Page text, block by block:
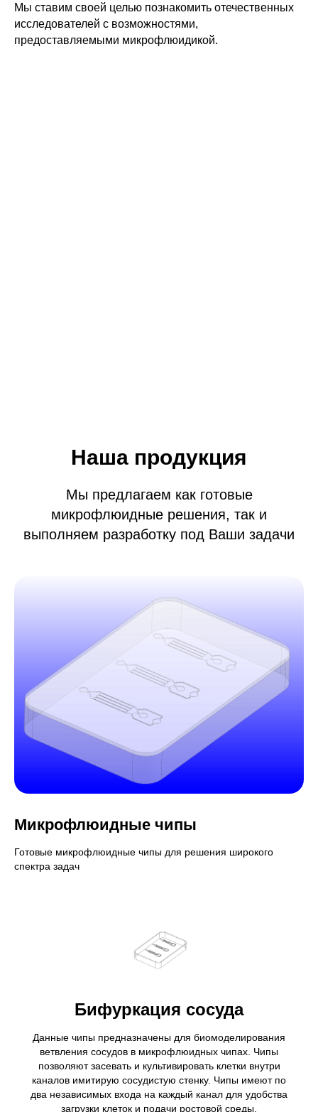
Мы ставим своей целью познакомить отечественных
исследователей с возможностями,
предоставляемыми микрофлюидикой.
Наша продукция
Мы предлагаем как готовые
микрофлюидные решения, так и
выполняем разработку под Ваши задачи
Микрофлюидные чипы
Готовые микрофлюидные чипы для решения широкого
спектра задач
Бифуркация сосуда
Данные чипы предназначены для биомоделирования
ветвления сосудов в микрофлюидных чипах. Чипы
позволяют засевать и культивировать клетки внутри
каналов имитирую сосудистую стенку. Чипы имеют по
два независимых входа на каждый канал для удобства
загрузки клеток и подачи ростовой среды.